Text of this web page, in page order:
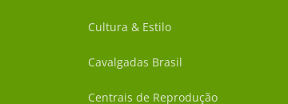
Cultura & Estilo
Cavalgadas Brasil
Centrais de Reprodução